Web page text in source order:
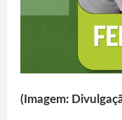
(Imagem: